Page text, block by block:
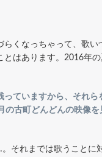
くなっちゃって、歌
はあります。2016年の
ていますから、それ
古町どんどんの映像
それまでは歌うこと